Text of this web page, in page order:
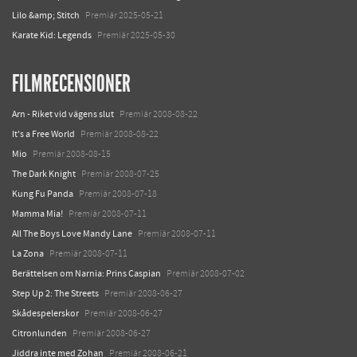
Lilo &amp; Stitch Premiär 2025-05-21
Karate Kid: Legends Premiär 2025-05-30
FILMRECENSIONER
Arn - Riket vid vägens slut Premiär 2008-08-22
It's a Free World Premiär 2008-08-22
Mio Premiär 2008-08-15
The Dark Knight Premiär 2008-07-25
Kung Fu Panda Premiär 2008-07-18
Mamma Mia! Premiär 2008-07-11
All The Boys Love Mandy Lane Premiär 2008-07-11
La Zona Premiär 2008-07-11
Berättelsen om Narnia: Prins Caspian Premiär 2008-07-02
Step Up 2: The Streets Premiär 2008-06-27
Skådespelerskor Premiär 2008-06-27
Citronlunden Premiär 2008-06-27
Jiddra inte med Zohan Premiär 2008-06-21